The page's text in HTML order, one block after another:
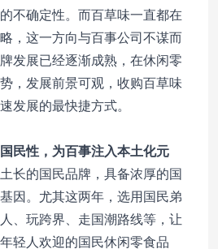
不确定性。而百草味一直都在
，这一方向与百事公司不谋而
发展已经逐渐成熟，在休闲零
，发展前景可观，收购百草味
发展的最快捷方式。
民性，为百事注入本土化元
长的国民品牌，具备浓厚的国
因。尤其这两年，选用国民弟
、玩跨界、走国潮路线等，让
轻人欢迎的国民休闲零食品